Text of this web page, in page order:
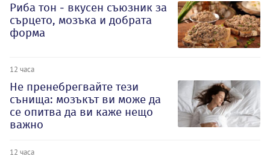
Риба тон - вкусен съюзник за
сърцето, мозъка и добрата
форма
12 часа
Не пренебрегвайте тези
сънища: мозъкът ви може да
се опитва да ви каже нещо
важно
12 часа